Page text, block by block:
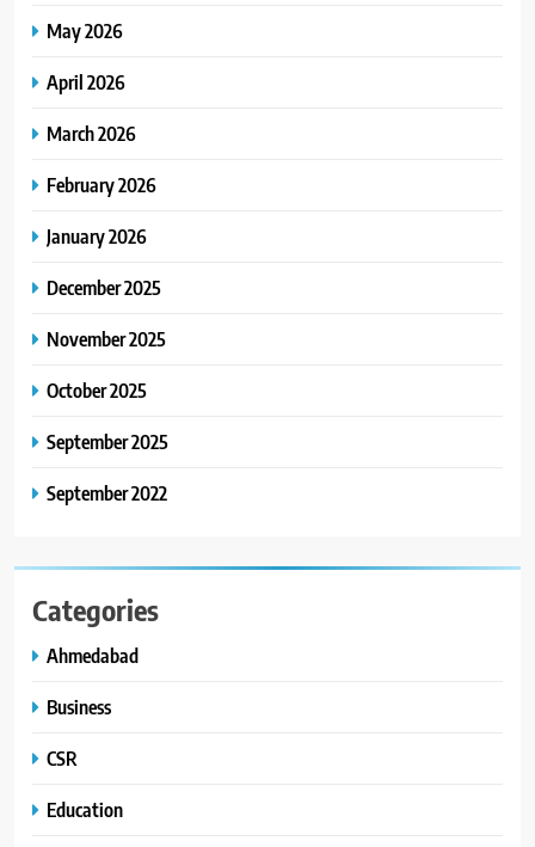
May 2026
April 2026
March 2026
February 2026
January 2026
December 2025
November 2025
October 2025
September 2025
September 2022
Categories
Ahmedabad
Business
CSR
Education